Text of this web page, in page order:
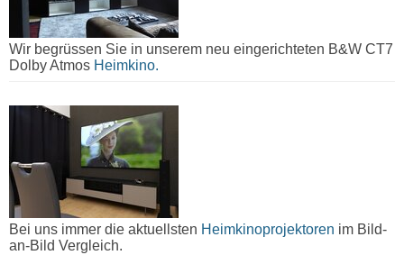
Wir begrüssen Sie in unserem neu eingerichteten B&W CT7
Dolby Atmos Heimkino.
Bei uns immer die aktuellsten Heimkinoprojektoren im Bild-
an-Bild Vergleich.